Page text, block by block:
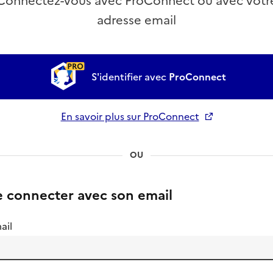
adresse email
S'identifier avec ProConnect
En savoir plus sur ProConnect
OU
connecter avec son email